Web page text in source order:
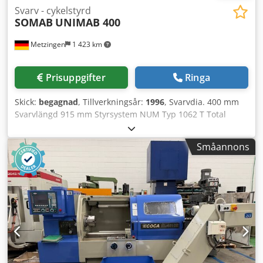
Metzingen 1 423 km
Svarv - cykelstyrd
SOMAB UNIMAB 400
Prisuppgifter Ringa
Skick: begagnad, Tillverkningsår: 1996, Svarvdia. 400 mm
Svarvlängd 915 mm Styrsystem NUM Typ 1062 T Total
anslutningseffekt 12,5 kW Maskinvikt ca. 5 500 kg
Platsbehov ca. m SOMAB (Frankrike) Cykelstyrd
universalsvarv(ar) Typ UNIMAB 400 Tillverkningsår 1996, nr
52 468 och 52 469 Tillverkningsår 1998, nr 52 501 och 52
502 Spetshöjd ca. 200 mm Max svängdiameter över bädd
400 mm Max svängdiameter över vagn 220 mm Tvärslidens
längd-/tvärgång 235 mm Max svarvlängd med chuck /
längdslag släde 890/915 mm Spindelgenomgång 52 mm
Steglöst justerbara spindelvarvtal 60 – 3 000 varv/min
Längs- och plansupport-matningar/snabbgående, steglöst
upp till max 15 m/min Dwedpfx Ahet Hw Szo Dea Max
Småannons